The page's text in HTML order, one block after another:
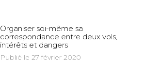
Organiser soi-même sa
correspondance entre deux vols,
intérêts et dangers
Publié le 27 février 2020